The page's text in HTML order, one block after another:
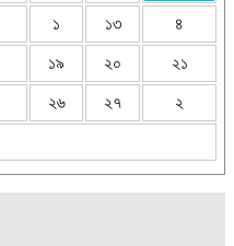
১ ১৩ ৪
১৯ ২০ ২১
২৬ ২৭ ২